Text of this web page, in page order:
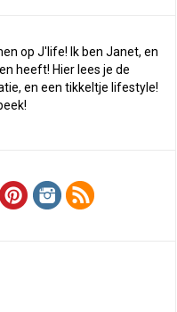
op J'life! Ik ben Janet, en
heeft! Hier lees je de
en een tikkeltje lifestyle!
!